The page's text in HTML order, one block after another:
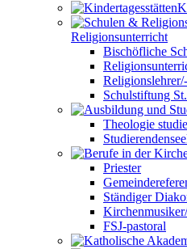
Religionsunterricht
Bischöfliche
Schulstiftung
Theologie
Priester
Ständiger
FSJ-pastoral